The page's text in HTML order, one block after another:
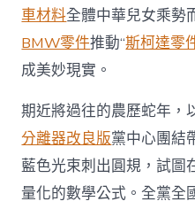
車材料全體中華兒女乘勢
BMW零件推動“斯柯達零
成美妙現實。
期近將過往的農歷蛇年，
分離器改良版黨中心團結
藍色光束刺出圓規，試圖
量化的數學公式。全黨全